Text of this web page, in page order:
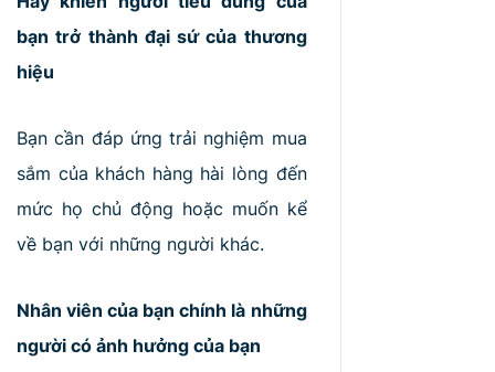
bạn trở thành đại sứ của thương
hiệu
Bạn cần đáp ứng trải nghiệm mua
sắm của khách hàng hài lòng đến
mức họ chủ động hoặc muốn kể
về bạn với những người khác.
Nhân viên của bạn chính là những
người có ảnh hưởng của bạn